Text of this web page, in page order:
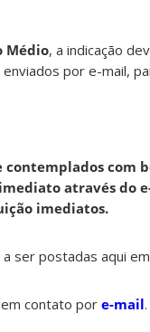
Médio, a indicação
enviados por e-mail,
com
através do
imediatos.
ser postadas aqui
contato por e-mail.